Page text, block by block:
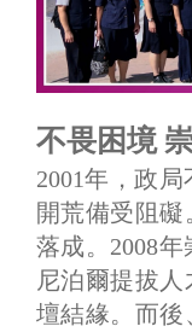
不畏困境
2001年，政
開荒備受阻礙
落成。2008
尼泊爾提拔
壇結緣。而後